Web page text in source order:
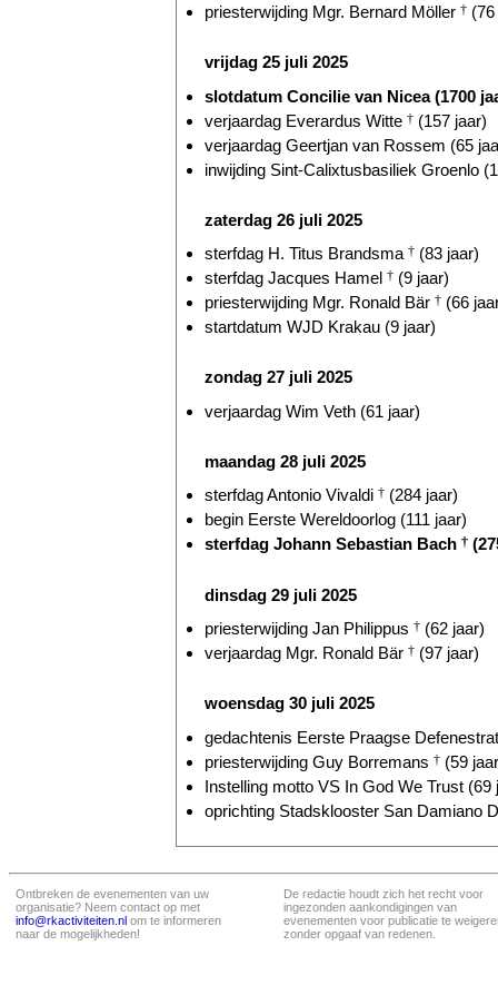
priesterwijding Mgr. Bernard Möller †
vrijdag 25 juli 2025
slotdatum Concilie van Nicea (1700
verjaardag Everardus Witte † (157 jaar)
verjaardag Geertjan van Rossem (65
inwijding Sint-Calixtusbasiliek Groenlo
zaterdag 26 juli 2025
sterfdag H. Titus Brandsma † (83 jaar)
sterfdag Jacques Hamel † (9 jaar)
priesterwijding Mgr. Ronald Bär † (66
startdatum WJD Krakau (9 jaar)
zondag 27 juli 2025
verjaardag Wim Veth (61 jaar)
maandag 28 juli 2025
sterfdag Antonio Vivaldi † (284 jaar)
begin Eerste Wereldoorlog (111 jaar)
sterfdag Johann Sebastian Bach †
dinsdag 29 juli 2025
priesterwijding Jan Philippus † (62 jaar)
verjaardag Mgr. Ronald Bär † (97 jaar)
woensdag 30 juli 2025
gedachtenis Eerste Praagse
priesterwijding Guy Borremans † (59
Instelling motto VS In God We Trust (69
oprichting Stadsklooster San Damiano
Ontbreken de evenementen van uw
organisatie? Neem contact op met
info@rkactiviteiten.nl om te informeren
naar de mogelijkheden!
De redactie houdt zich het recht voor
ingezonden aankondigingen van
evenementen voor publicatie te
zonder opgaaf van redenen.